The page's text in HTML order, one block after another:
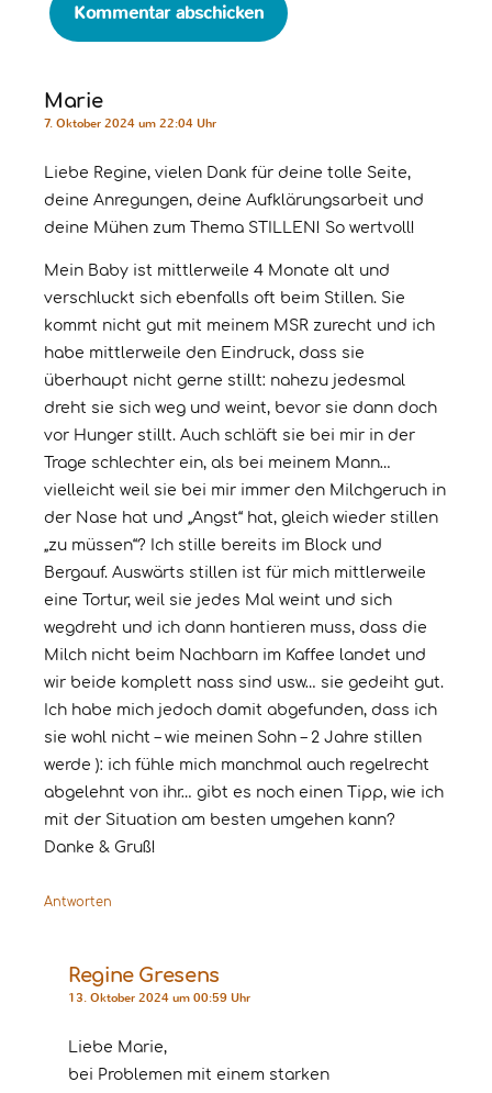
Marie
7. Oktober 2024 um 22:04 Uhr
Liebe Regine, vielen Dank für deine tolle Seite,
deine Anregungen, deine Aufklärungsarbeit und
deine Mühen zum Thema STILLEN! So wertvoll!
Mein Baby ist mittlerweile 4 Monate alt und
verschluckt sich ebenfalls oft beim Stillen. Sie
kommt nicht gut mit meinem MSR zurecht und ich
habe mittlerweile den Eindruck, dass sie
überhaupt nicht gerne stillt: nahezu jedesmal
dreht sie sich weg und weint, bevor sie dann doch
vor Hunger stillt. Auch schläft sie bei mir in der
Trage schlechter ein, als bei meinem Mann…
vielleicht weil sie bei mir immer den Milchgeruch in
der Nase hat und „Angst“ hat, gleich wieder stillen
„zu müssen“? Ich stille bereits im Block und
Bergauf. Auswärts stillen ist für mich mittlerweile
eine Tortur, weil sie jedes Mal weint und sich
wegdreht und ich dann hantieren muss, dass die
Milch nicht beim Nachbarn im Kaffee landet und
wir beide komplett nass sind usw… sie gedeiht gut.
Ich habe mich jedoch damit abgefunden, dass ich
sie wohl nicht – wie meinen Sohn – 2 Jahre stillen
werde ): ich fühle mich manchmal auch regelrecht
abgelehnt von ihr… gibt es noch einen Tipp, wie ich
mit der Situation am besten umgehen kann?
Danke & Gruß!
Antworten
Regine Gresens
13. Oktober 2024 um 00:59 Uhr
Liebe Marie,
bei Problemen mit einem starken